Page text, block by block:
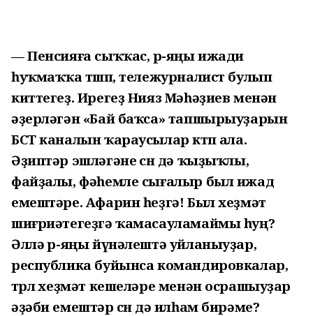
— Пенсияға сыҡҡас, өр-яңы ижади
һуҡмаҡҡа төшөп, тележурналист булып
киттегеҙ. Ирегеҙ Нияз Мәһәҙиев менән
әҙерләгән «Бай баҡса» тапшырыуҙарын
БСТ каналын ҡараусылар көтөп ала.
Әҙиптәр эшләгәне өсөн дә ҡыҙыҡлы,
файҙалы, фәһемле сығалыр был ижад
емештәре. Афарин һеҙгә! Был хеҙмәт
шиғриәтегеҙгә ҡамасауламаймы һуң?
Әллә өр-яңы йүнәлештә уйланыуҙар,
республика буйынса командировкалар,
төрлө хеҙмәт кешеләре менән осрашыуҙар
әҙәби емештәр өсөн дә илһам бирәме?